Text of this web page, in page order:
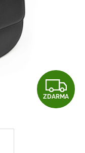
Z
D
ZDARMA